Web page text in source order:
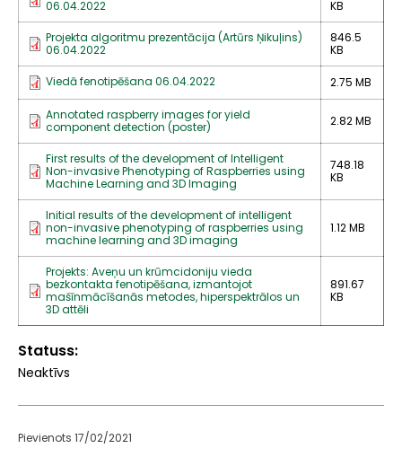
06.04.2022
KB
Projekta algoritmu prezentācija (Artūrs Ņikuļins)
06.04.2022
846.5
KB
Viedā fenotipēšana 06.04.2022 2.75 MB
Annotated raspberry images for yield
component detection (poster)
2.82 MB
First results of the development of Intelligent
Non-invasive Phenotyping of Raspberries using
Machine Learning and 3D Imaging
748.18
KB
Initial results of the development of intelligent
non-invasive phenotyping of raspberries using
machine learning and 3D imaging
1.12 MB
Projekts: Aveņu un krūmcidoniju vieda
bezkontakta fenotipēšana, izmantojot
mašīnmācīšanās metodes, hiperspektrālos un
3D attēli
891.67
KB
Statuss
Neaktīvs
Pievienots 17/02/2021